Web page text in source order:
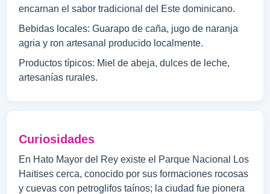
encarnan el sabor tradicional del Este dominicano.
Bebidas locales: Guarapo de caña, jugo de naranja
agria y ron artesanal producido localmente.
Productos típicos: Miel de abeja, dulces de leche,
artesanías rurales.
Curiosidades
En Hato Mayor del Rey existe el Parque Nacional Los
Haitises cerca, conocido por sus formaciones rocosas
y cuevas con petroglifos taínos; la ciudad fue pionera